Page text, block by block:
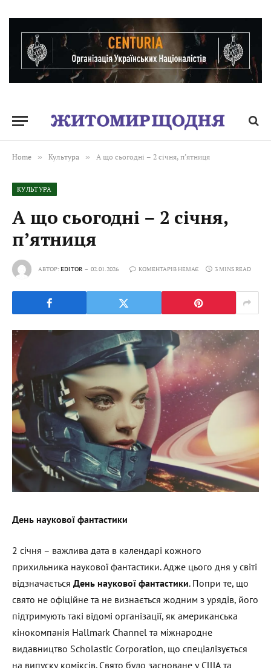
Home » Культура » А що сьогодні – 2 січня, пʼятниця
КУЛЬТУРА
А що сьогодні – 2 січня,
пʼятниця
АВТОР:EDITOR 02.01.2026 КОМЕНТАРІВ НЕМАЄ 3 MINS READ
День наукової фантастики
2 січня – важлива дата в календарі кожного
прихильника наукової фантастики. Адже цього дня у світі
відзначається День наукової фантастики. Попри те, що
свято не офіційне та не визнається жодним з урядів, його
підтримують такі відомі організації, як американська
кінокомпанія Hallmark Channel та міжнародне
видавництво Scholastic Corporation, що спеціалізується
на випуску коміксів. Свято було засноване у США та